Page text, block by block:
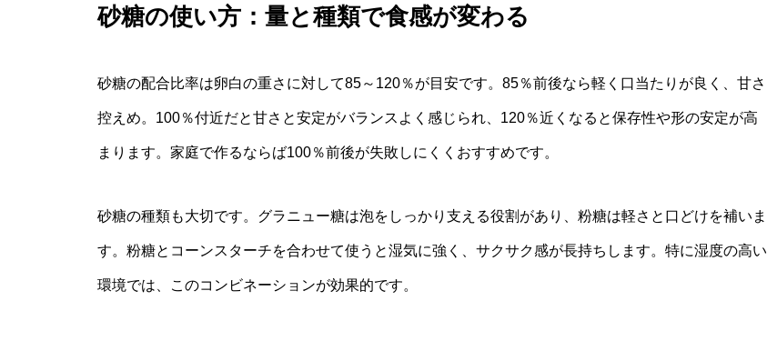
砂糖の使い方：量と種類で食感が変わる
砂糖の配合比率は卵白の重さに対して85～120％が目安です。85％前後なら軽く口当たりが良く、甘さ
控えめ。100％付近だと甘さと安定がバランスよく感じられ、120％近くなると保存性や形の安定が高
まります。家庭で作るならば100％前後が失敗しにくくおすすめです。
砂糖の種類も大切です。グラニュー糖は泡をしっかり支える役割があり、粉糖は軽さと口どけを補いま
す。粉糖とコーンスターチを合わせて使うと湿気に強く、サクサク感が長持ちします。特に湿度の高い
環境では、このコンビネーションが効果的です。